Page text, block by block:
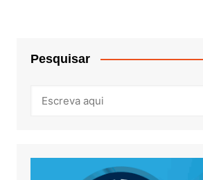
Pesquisar